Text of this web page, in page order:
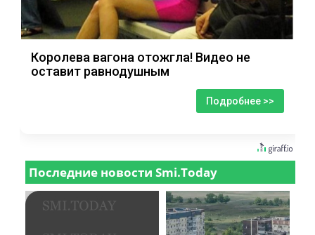
Королева вагона отожгла! Видео не
оставит равнодушным
Подробнее >>